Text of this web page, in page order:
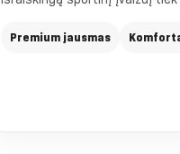
Premium jausmas